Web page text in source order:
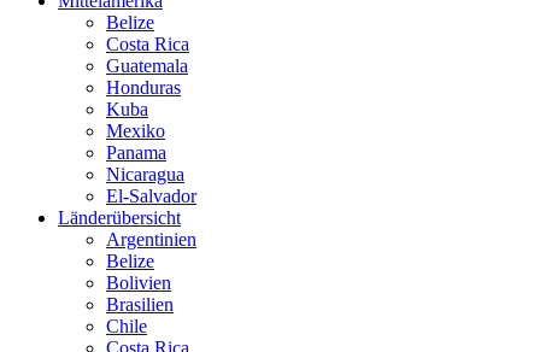
Belize
Costa Rica
Guatemala
Honduras
Kuba
Mexiko
Panama
Nicaragua
El-Salvador
Länderübersicht
Argentinien
Belize
Bolivien
Brasilien
Chile
Costa Rica